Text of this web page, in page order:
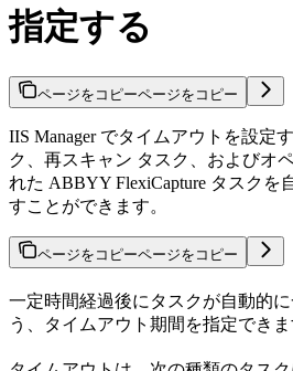
指定する
ページをコピーページをコピー
IIS Manager でタイムアウトを設定
ク、再スキャン タスク、およびオ
れた ABBYY FlexiCapture タスクを
すことができます。
ページをコピーページをコピー
一定時間経過後にタスクが自動的
う、タイムアウト期間を指定できま